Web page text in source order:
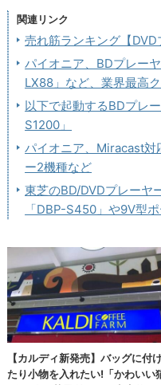
関連リンク
売れ筋ランキング【DVD
パイオニア、BDプレー
LX88」など、業界最高
以下で起動するBDプレ
S1200」
パイオニア、Miracast対
ー2機種など
東芝のBD/DVDプレーヤ
「DBP-S450」や9V型